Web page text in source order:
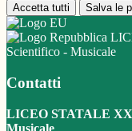
Accetta tutti Salva le
Scientifico - Musicale
Contatti
LICEO STATALE
Musicale